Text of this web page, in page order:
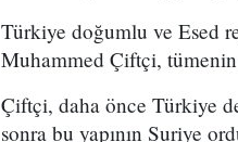
Türkiye doğumlu ve Esed
Muhammed Çiftçi,
Çiftçi, daha önce Türkiye
sonra bu yapının Suriye